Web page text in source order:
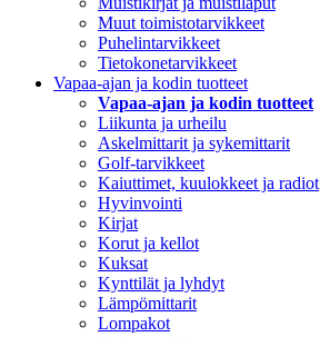
Muut toimistotarvikkeet
Puhelintarvikkeet
Tietokonetarvikkeet
Vapaa-ajan ja kodin tuotteet
Vapaa-ajan ja kodin tuotteet
Liikunta ja urheilu
Askelmittarit ja sykemittarit
Golf-tarvikkeet
Kaiuttimet, kuulokkeet ja radiot
Hyvinvointi
Kirjat
Korut ja kellot
Kuksat
Kynttilät ja lyhdyt
Lämpömittarit
Lompakot